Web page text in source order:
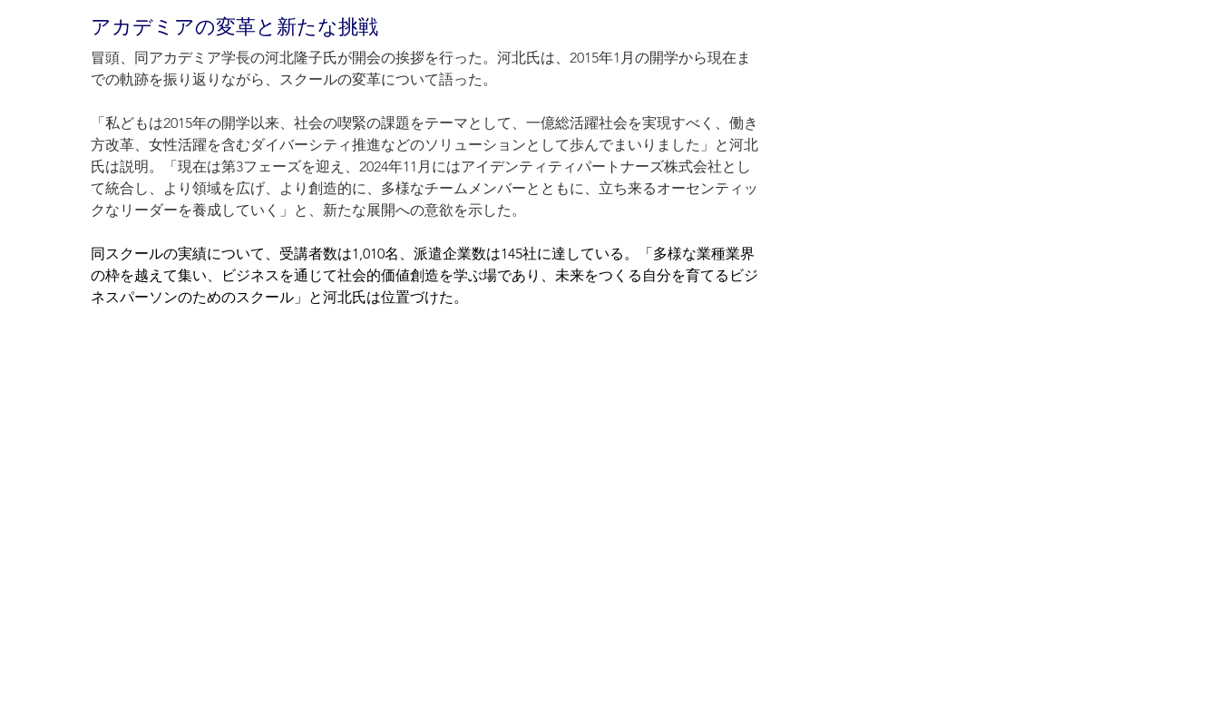
アカデミアの変革と新たな挑戦
冒頭、同アカデミア学長の河北隆子氏が開会の挨拶を行った。河北氏は、2015年1月の開学から現在ま
での軌跡を振り返りながら、スクールの変革について語った。
「私どもは2015年の開学以来、社会の喫緊の課題をテーマとして、一億総活躍社会を実現すべく、働き
方改革、女性活躍を含むダイバーシティ推進などのソリューションとして歩んでまいりました」と河北
氏は説明。「現在は第3フェーズを迎え、2024年11月にはアイデンティティパートナーズ株式会社とし
て統合し、より領域を広げ、より創造的に、多様なチームメンバーとともに、立ち来るオーセンティッ
クなリーダーを養成していく」と、新たな展開への意欲を示した。
同スクールの実績について、受講者数は1,010名、派遣企業数は145社に達している。「多様な業種業界
の枠を越えて集い、ビジネスを通じて社会的価値創造を学ぶ場であり、未来をつくる自分を育てるビジ
ネスパーソンのためのスクール」と河北氏は位置づけた。